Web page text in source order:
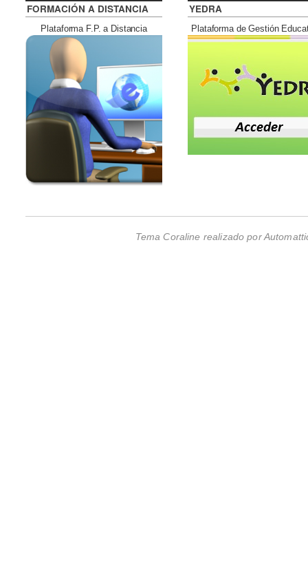
FORMACIÓN A DISTANCIA
Plataforma F.P. a Distancia
YEDRA
Plataforma de Gestión
Tema Coraline realizado por